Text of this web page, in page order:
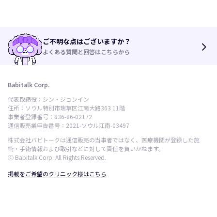
ご不明な点はございますか？
よくある質問と回答はこちらから arrow_forward_ios
Babitalk Corp.
代表取締役：シン・ジョンイン
住所：ソウル特別市瑞草区江南大路363 11階
事業者登録番号：836-86-02172
通信販売業申告番号：2021-ソウル江南-03497
株式会社バビトークは通信販売の当事者ではなく、医療機関が登録した施
術・手術情報および取引などに対して責任を負いかねます。
ⓒ Babitalk Corp. All Rights Reserved.
掲載をご希望のクリニック様はこちら